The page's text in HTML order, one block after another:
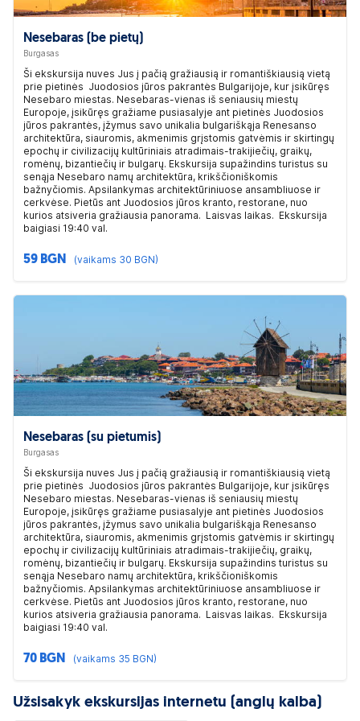
Nesebaras (be pietų)
Burgasas
Ši ekskursija nuves Jus į pačią gražiausią ir romantiškiausią vietą
prie pietinės Juodosios jūros pakrantės Bulgarijoje, kur įsikūręs
Nesebaro miestas. Nesebaras-vienas iš seniausių miestų
Europoje, įsikūręs gražiame pusiasalyje ant pietinės Juodosios
jūros pakrantės, įžymus savo unikalia bulgariškąja Renesanso
architektūra, siauromis, akmenimis grįstomis gatvėmis ir skirtingų
epochų ir civilizacijų kultūriniais atradimais-trakijiečių, graikų,
romėnų, bizantiečių ir bulgarų. Ekskursija supažindins turistus su
senąja Nesebaro namų architektūra, krikščioniškomis
bažnyčiomis. Apsilankymas architektūriniuose ansambliuose ir
cerkvėse. Pietūs ant Juodosios jūros kranto, restorane, nuo
kurios atsiveria gražiausia panorama. Laisvas laikas. Ekskursija
baigiasi 19:40 val.
59 BGN (vaikams 30 BGN)
Nesebaras (su pietumis)
Burgasas
Ši ekskursija nuves Jus į pačią gražiausią ir romantiškiausią vietą
prie pietinės Juodosios jūros pakrantės Bulgarijoje, kur įsikūręs
Nesebaro miestas. Nesebaras-vienas iš seniausių miestų
Europoje, įsikūręs gražiame pusiasalyje ant pietinės Juodosios
jūros pakrantės, įžymus savo unikalia bulgariškąja Renesanso
architektūra, siauromis, akmenimis grįstomis gatvėmis ir skirtingų
epochų ir civilizacijų kultūriniais atradimais-trakijiečių, graikų,
romėnų, bizantiečių ir bulgarų. Ekskursija supažindins turistus su
senąja Nesebaro namų architektūra, krikščioniškomis
bažnyčiomis. Apsilankymas architektūriniuose ansambliuose ir
cerkvėse. Pietūs ant Juodosios jūros kranto, restorane, nuo
kurios atsiveria gražiausia panorama. Laisvas laikas. Ekskursija
baigiasi 19:40 val.
70 BGN (vaikams 35 BGN)
Užsisakyk ekskursijas internetu (anglų kalba)